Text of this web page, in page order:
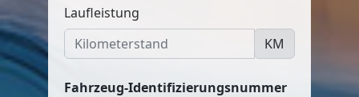
Laufleistung
KM
Fahrzeug-Identifizierungsnummer